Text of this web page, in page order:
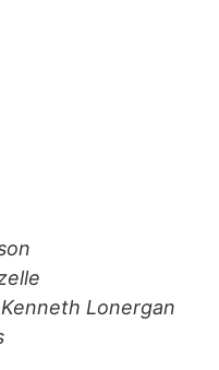
Lonergan